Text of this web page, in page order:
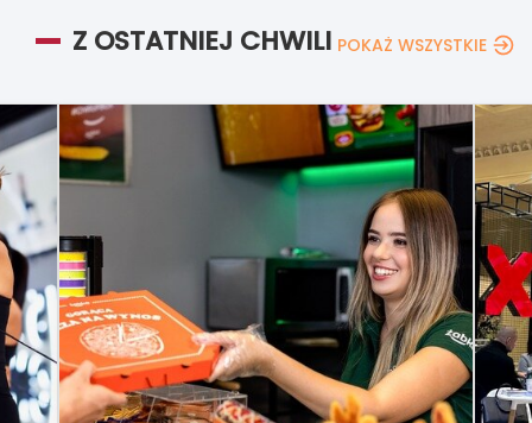
Z OSTATNIEJ CHWILI POKAŻ WSZYSTKIE